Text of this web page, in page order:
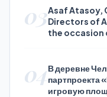
03Asaf Atasoy,
Directors of
the occasion
04В деревне
партпроекта
игровую